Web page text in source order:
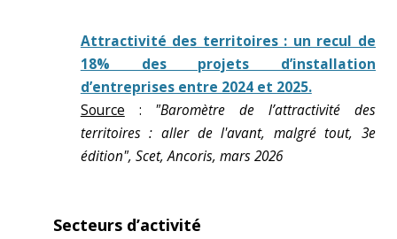
Attractivité des territoires : un recul de
18% des projets d’installation
d’entreprises entre 2024 et 2025.
Source : "Baromètre de l’attractivité des
territoires : aller de l'avant, malgré tout, 3e
édition", Scet, Ancoris, mars 2026
Secteurs d’activité